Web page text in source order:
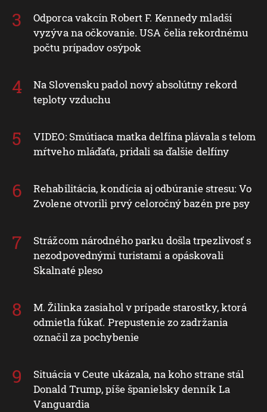
Odporca vakcín Robert F. Kennedy mladší
vyzýva na očkovanie. USA čelia rekordnému
počtu prípadov osýpok
Na Slovensku padol nový absolútny rekord
teploty vzduchu
VIDEO: Smútiaca matka delfína plávala s telom
mŕtveho mláďaťa, pridali sa ďalšie delfíny
Rehabilitácia, kondícia aj odbúranie stresu: Vo
Zvolene otvorili prvý celoročný bazén pre psy
Strážcom národného parku došla trpezlivosť s
nezodpovednými turistami a opáskovali
Skalnaté pleso
M. Žilinka zasiahol v prípade starostky, ktorá
odmietla fúkať. Prepustenie zo zadržania
označil za pochybenie
Situácia v Ceute ukázala, na koho strane stál
Donald Trump, píše španielsky denník La
Vanguardia